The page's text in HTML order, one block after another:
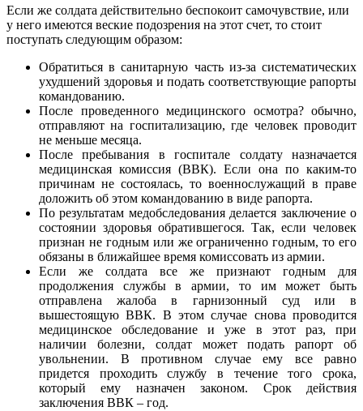
Если же солдата действительно беспокоит самочувствие, или
у него имеются веские подозрения на этот счет, то стоит
поступать следующим образом:
Обратиться в санитарную часть из-за систематических
ухудшений здоровья и подать соответствующие рапорты
командованию.
После проведенного медицинского осмотра? обычно,
отправляют на госпитализацию, где человек проводит
не меньше месяца.
После пребывания в госпитале солдату назначается
медицинская комиссия (ВВК). Если она по каким-то
причинам не состоялась, то военнослужащий в праве
доложить об этом командованию в виде рапорта.
По результатам медобследования делается заключение о
состоянии здоровья обратившегося. Так, если человек
признан не годным или же ограниченно годным, то его
обязаны в ближайшее время комиссовать из армии.
Если же солдата все же признают годным для
продолжения службы в армии, то им может быть
отправлена жалоба в гарнизонный суд или в
вышестоящую ВВК. В этом случае снова проводится
медицинское обследование и уже в этот раз, при
наличии болезни, солдат может подать рапорт об
увольнении. В противном случае ему все равно
придется проходить службу в течение того срока,
который ему назначен законом. Срок действия
заключения ВВК – год.